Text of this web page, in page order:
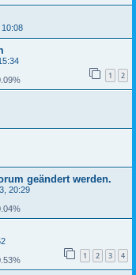
10:08
1 2
geändert werden.
20:29
1 2 3 4